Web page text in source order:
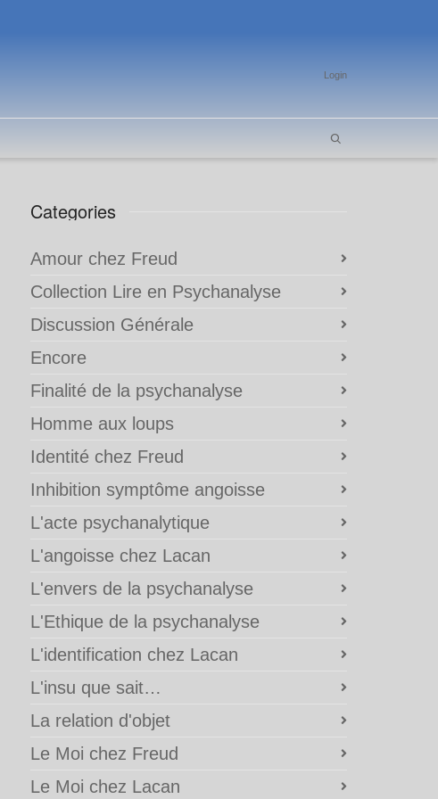
Login
Categories
Amour chez Freud
Collection Lire en Psychanalyse
Discussion Générale
Encore
Finalité de la psychanalyse
Homme aux loups
Identité chez Freud
Inhibition symptôme angoisse
L'acte psychanalytique
L'angoisse chez Lacan
L'envers de la psychanalyse
L'Ethique de la psychanalyse
L'identification chez Lacan
L'insu que sait…
La relation d'objet
Le Moi chez Freud
Le Moi chez Lacan